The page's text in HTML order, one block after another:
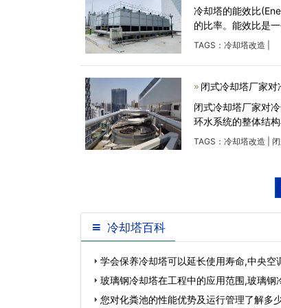
冷却塔的能效比
的比率。能效比是
TAGS： 冷却塔改造
闭式冷却塔厂家
闭式冷却塔厂家对
环水系统的整体结
TAGS： 冷却塔改造
冷却塔百科
学会保养冷却塔可以延长使用寿命,中央
玻璃钢冷却塔在工程中的应用范围,玻璃钢
您对化粪池的性能优势及运行管理了解多